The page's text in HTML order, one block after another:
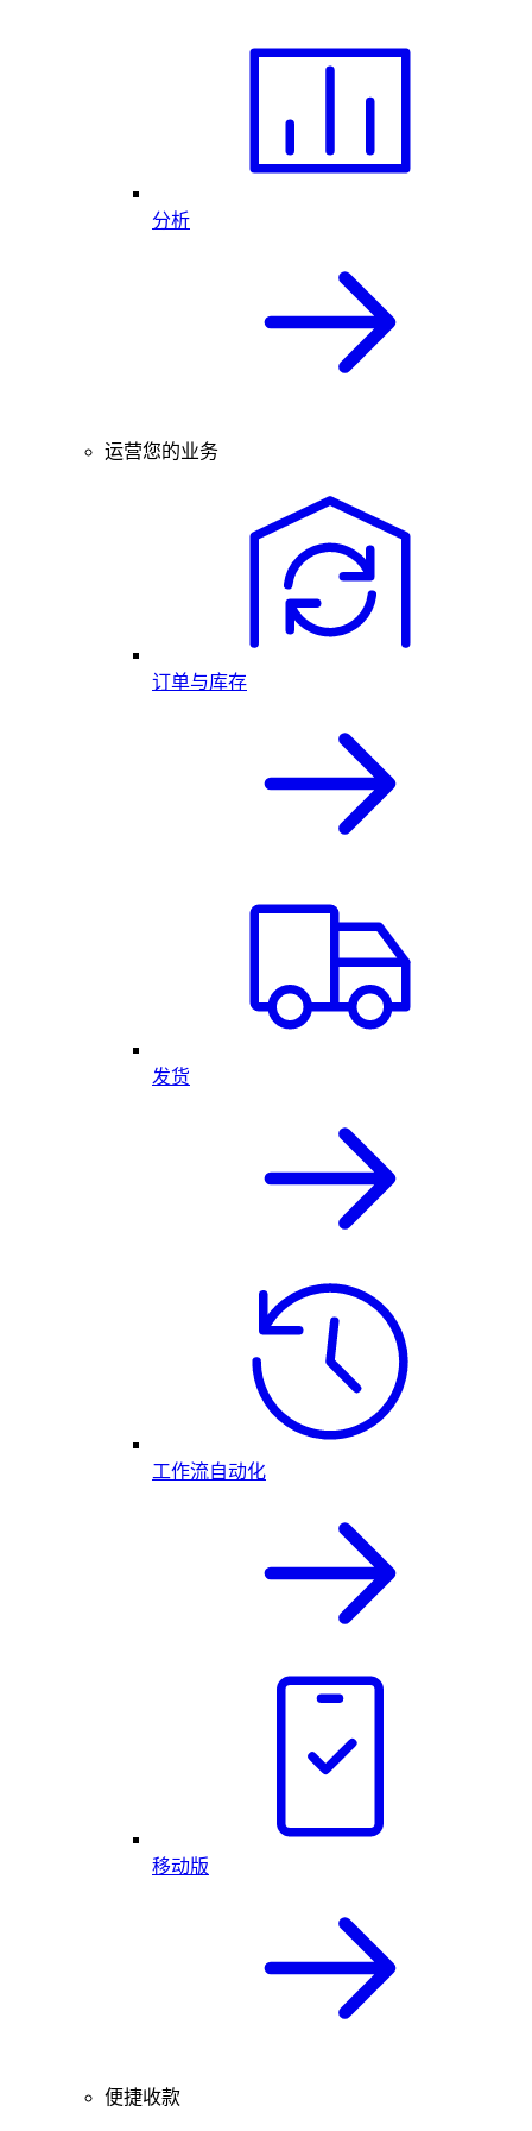
分析
运营您的业务
订单与库存
发货
工作流自动化
移动版
便捷收款